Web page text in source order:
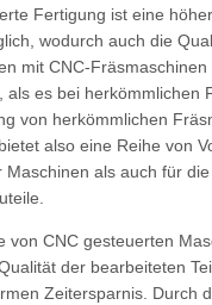
Fertigung ist eine
wodurch auch die
mit CNC-
als es bei herkömmlichen
von herkömmlichen
also eine Reihe von
Maschinen als auch für
von CNC gesteuerten
der bearbeiteten
Zeitersparnis. Durch